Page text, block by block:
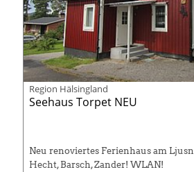
Region Hälsingland
Seehaus Torpet NEU
Neu renoviertes Ferienhaus am
Hecht, Barsch, Zander! WLAN!